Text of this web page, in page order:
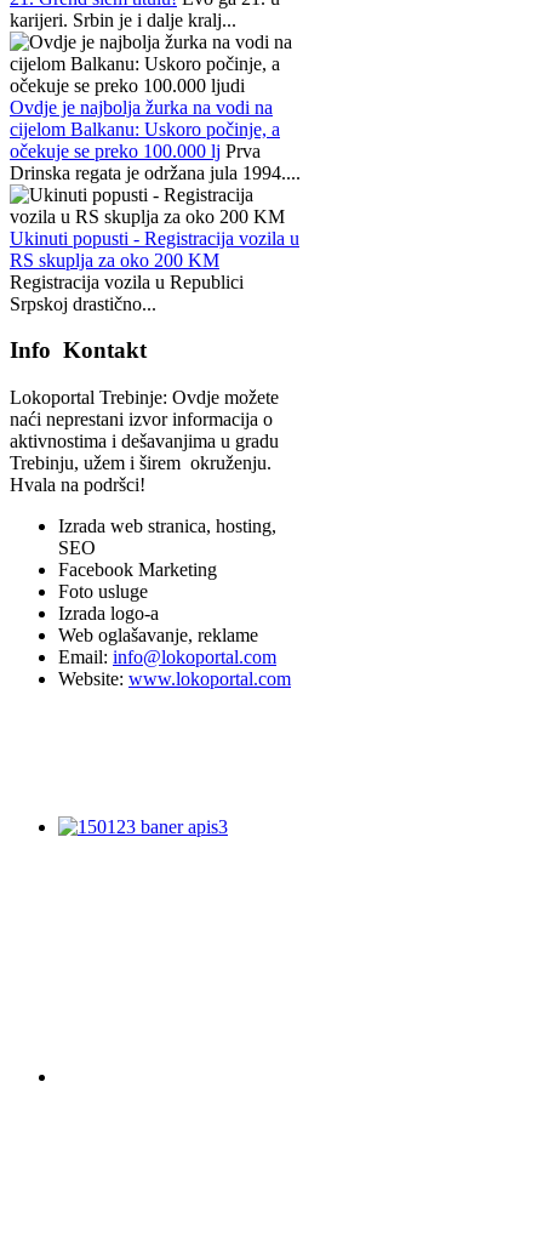
karijeri. Srbin je i dalje kralj...
Ovdje je najbolja žurka na vodi na
cijelom Balkanu: Uskoro počinje, a
očekuje se preko 100.000 lj Prva
Drinska regata je održana jula 1994....
Ukinuti popusti - Registracija vozila u
RS skuplja za oko 200 KM
Registracija vozila u Republici
Srpskoj drastično...
Info Kontakt
Lokoportal Trebinje: Ovdje možete
naći neprestani izvor informacija o
aktivnostima i dešavanjima u gradu
Trebinju, užem i širem okruženju.
Hvala na podršci!
Izrada web stranica, hosting,
SEO
Facebook Marketing
Foto usluge
Izrada logo-a
Web oglašavanje, reklame
Email: info@lokoportal.com
Website: www.lokoportal.com